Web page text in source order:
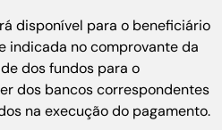
disponível para o beneficiário
indicada no comprovante da
dos fundos para o
dos bancos correspondentes
na execução do pagamento.